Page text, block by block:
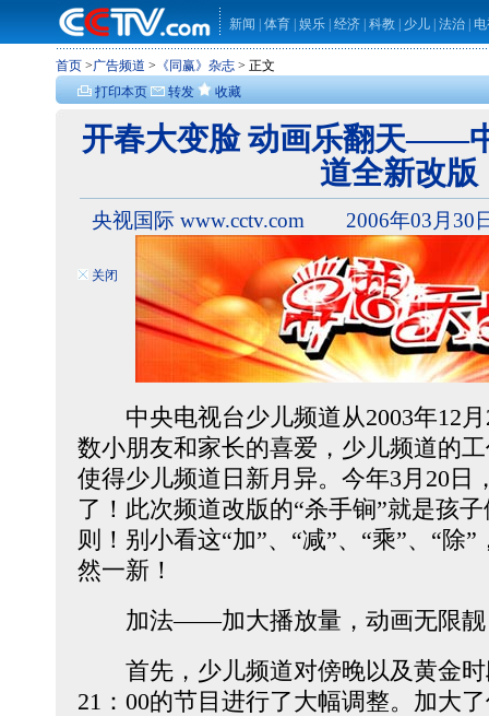
新闻 体育 娱乐 经济 科教 少儿 法治
首页 >广告频道 > 《同赢》杂志 > 正文
打印本页
转发 收藏
关闭
开春大变脸 动画乐翻天——
道全新改版
央视国际 www.cctv.com 2006年03月30
中央电视台少儿频道从2003年12月
数小朋友和家长的喜爱，少儿频道的
使得少儿频道日新月异。今年3月20日
了！此次频道改版的“杀手锏”就是孩
则！别小看这“加”、“减”、“乘”、“除
然一新！
加法——加大播放量，动画无限靓
首先，少儿频道对傍晚以及黄金
21：00的节目进行了大幅调整。加大